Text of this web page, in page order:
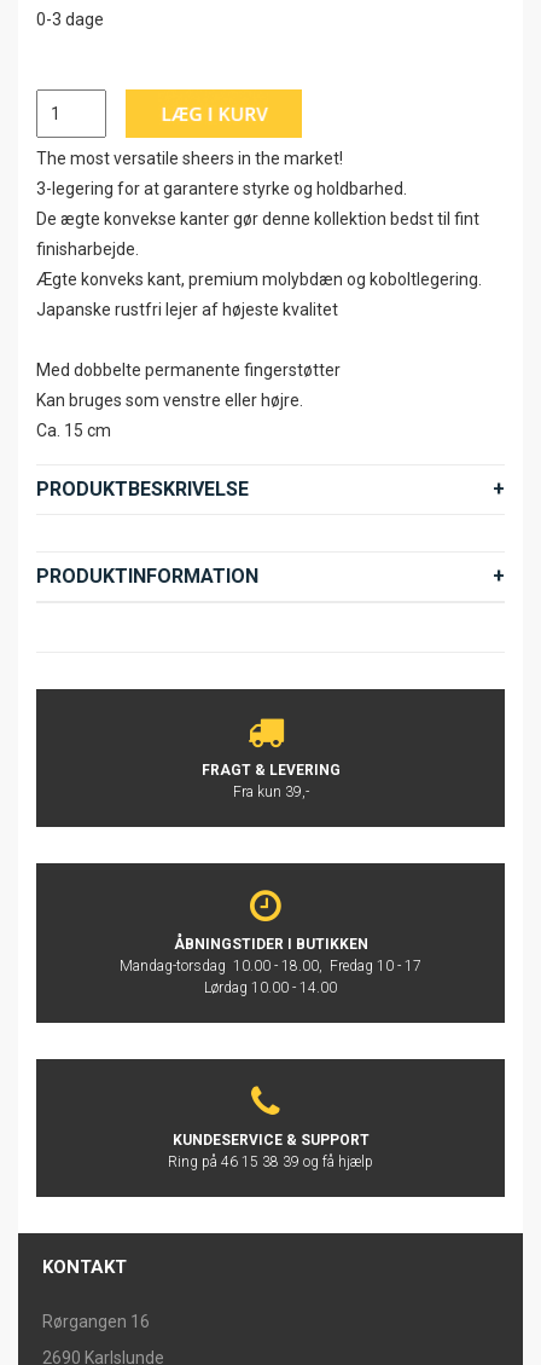
0-3 dage
The most versatile sheers in the market!
3-legering for at garantere styrke og holdbarhed.
De ægte konvekse kanter gør denne kollektion bedst til fint
finisharbejde.
Ægte konveks kant, premium molybdæn og koboltlegering.
Japanske rustfri lejer af højeste kvalitet
Med dobbelte permanente fingerstøtter
Kan bruges som venstre eller højre.
Ca. 15 cm
PRODUKTBESKRIVELSE
PRODUKTINFORMATION
FRAGT & LEVERING
Fra kun 39,-
ÅBNINGSTIDER I BUTIKKEN
Mandag-torsdag 10.00 - 18.00, Fredag 10 - 17
Lørdag 10.00 - 14.00
KUNDESERVICE & SUPPORT
Ring på 46 15 38 39 og få hjælp
KONTAKT
Rørgangen 16
2690 Karlslunde